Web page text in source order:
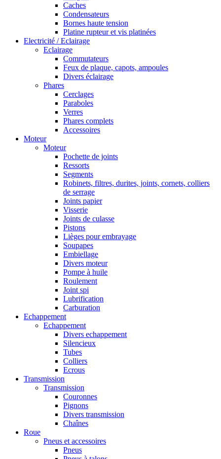
Caches
Condensateurs
Bornes haute tension
Platine rupteur et vis platinées
Electricité / Eclairage
Eclairage
Commutateurs
Feux de plaque, capots, ampoules
Divers éclairage
Phares
Cerclages
Paraboles
Verres
Phares complets
Accessoires
Moteur
Moteur
Pochette de joints
Ressorts
Segments
Robinets, filtres, durites, joints, cornets, colliers
de serrage
Joints papier
Visserie
Joints de culasse
Pistons
Lièges pour embrayage
Soupapes
Embiellage
Divers moteur
Pompe à huile
Roulement
Joint spi
Lubrification
Carburation
Echappement
Echappement
Divers echappement
Silencieux
Tubes
Colliers
Ecrous
Transmission
Transmission
Couronnes
Pignons
Divers transmission
Chaînes
Roue
Pneus et accessoires
Pneus